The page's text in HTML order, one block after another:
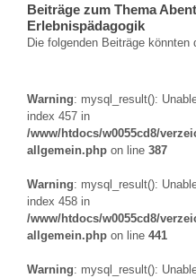
Beiträge zum Thema
Erlebnispädagogik
Die folgenden Beiträge könnten
Warning: mysql_result():
index 457 in
/www/htdocs/w0055cd8/
allgemein.php on line 387
Warning: mysql_result():
index 458 in
/www/htdocs/w0055cd8/
allgemein.php on line 441
Warning: mysql_result():